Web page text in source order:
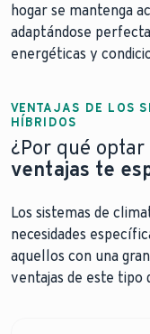
hogar se mantenga
adaptándose
energéticas y
VENTAJAS DE LOS
HÍBRIDOS
¿Por qué
ventajas te
Los sistemas de
necesidades
aquellos con una
ventajas de este tipo